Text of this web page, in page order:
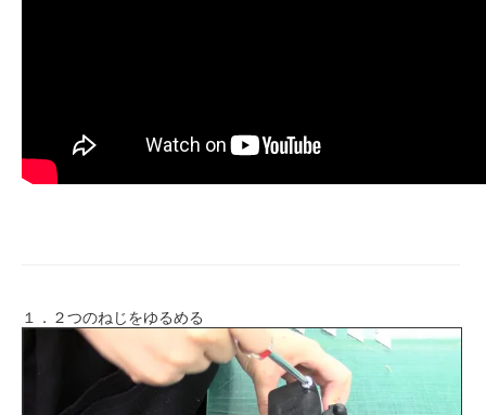
１．２つのねじをゆるめる